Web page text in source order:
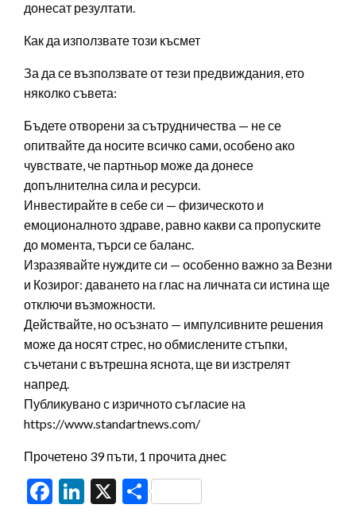
донесат резултати.
Как да използвате този късмет
За да се възползвате от тези предвиждания, ето
няколко съвета:
Бъдете отворени за сътрудничества — не се
опитвайте да носите всичко сами, особено ако
чувствате, че партньор може да донесе
допълнителна сила и ресурси.
Инвестирайте в себе си — физическото и
емоционалното здраве, равно какви са пропуските
до момента, търси се баланс.
Изразявайте нуждите си — особенно важно за Везни
и Козирог: даването на глас на личната си истина ще
отключи възможности.
Действайте, но осъзнато — импулсивните решения
може да носят стрес, но обмислените стъпки,
съчетани с вътрешна яснота, ще ви изстрелят
напред.
Публикувано с изричното съгласие на
https://www.standartnews.com/
Прочетено 39 пъти, 1 прочита днес
Facebook
LinkedIn
X Share